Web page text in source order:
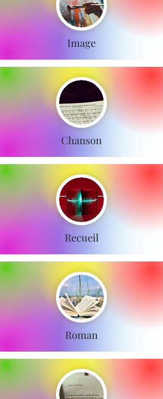
Image
Chanson
Recueil
Roman